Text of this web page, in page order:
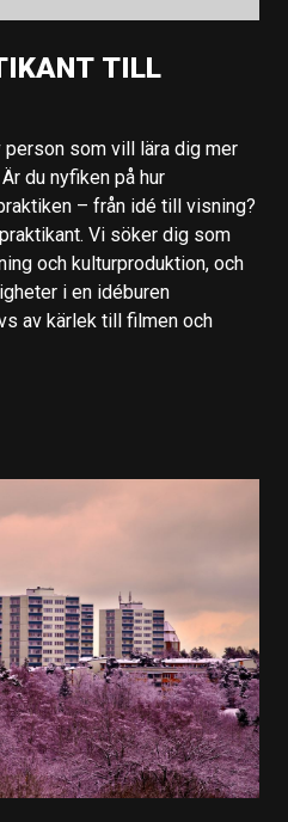
TILL
person som vill lära dig mer
du nyfiken på hur
– från idé till visning?
Vi söker dig som
och kulturproduktion, och
i en idéburen
av kärlek till filmen och